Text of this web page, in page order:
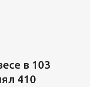
в 103
410